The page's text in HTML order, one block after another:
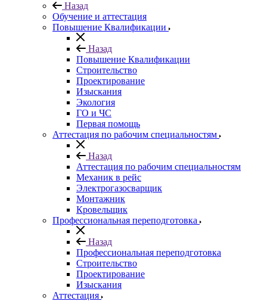
Назад
Обучение и аттестация
Повышение Квалификации
Назад
Повышение Квалификации
Строительство
Проектирование
Изыскания
Экология
ГО и ЧС
Первая помощь
Аттестация по рабочим специальностям
Назад
Аттестация по рабочим специальностям
Механик в рейс
Электрогазосварщик
Монтажник
Кровельщик
Профессиональная переподготовка
Назад
Профессиональная переподготовка
Строительство
Проектирование
Изыскания
Аттестация